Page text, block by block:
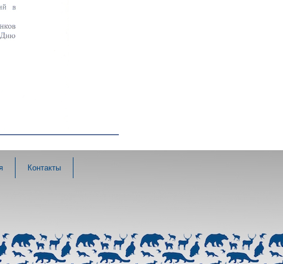
Контакты